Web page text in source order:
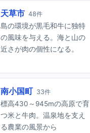
天草市 48件
島の環境が黒毛和牛に独特
の風味を与える。海と山の
近さが肉の個性になる。
南小国町 33件
標高430～945mの高原で育
つ米と牛肉。温泉地を支え
る農業の風景から